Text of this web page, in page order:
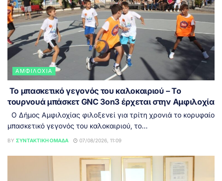
ΑΜΦΙΛΟΧΊΑ
Το μπασκετικό γεγονός του καλοκαιριού – Το
τουρνουά μπάσκετ GNC 3on3 έρχεται στην Αμφιλοχία
Ο Δήμος Αμφιλοχίας φιλοξενεί για τρίτη χρονιά το κορυφαίο
μπασκετικό γεγονός του καλοκαιριού, το...
BY ΣΥΝΤΑΚΤΙΚΉ ΟΜΆΔΑ 07/08/2026, 11:09